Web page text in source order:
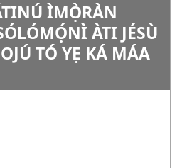
ÌMỌ̀RÀN
ÀTI JÉSÙ
TÓ YẸ KÁ MÁA